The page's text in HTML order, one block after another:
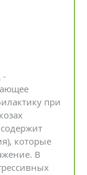
-
при
которые
В